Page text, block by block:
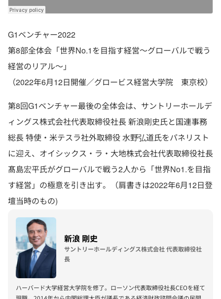
G1ベンチャー2022
第8部全体会「世界No.1を目指す経営〜グローバルで戦う
経営のリアル〜」
（2022年6月12日開催／グロービス経営大学院 東京校）
第8回G1ベンチャー最後の全体会は、サントリーホールデ
ィングス株式会社代表取締役社長 新浪剛史氏と国連事務
総長 特使・米テスラ社外取締役 水野弘道氏をパネリスト
に迎え、オイシックス・ラ・大地株式会社代表取締役社長
髙島宏平氏がグローバルで戦う2人から「世界No1.を目指
す経営」の極意を引き出す。（肩書きは2022年6月12日登
壇当時のもの)
新浪 剛史
サントリーホールディングス株式会社 代表取締役社
長
ハーバード大学経営大学院を修了。ローソン代表取締役社長CEOを経て